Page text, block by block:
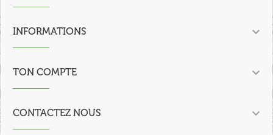
INFORMATIONS 
TON COMPTE 
CONTACTEZ NOUS 